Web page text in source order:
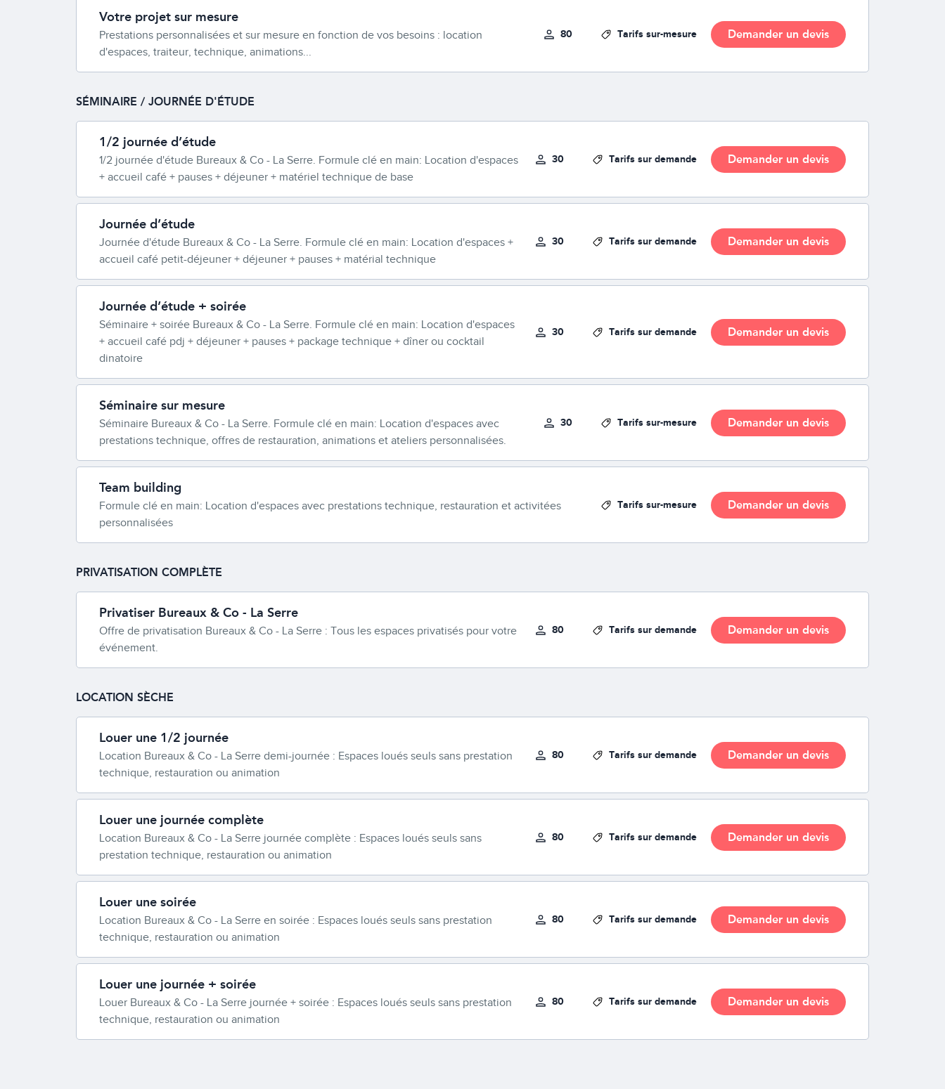
Votre projet sur mesure
Prestations personnalisées et sur mesure en fonction de vos besoins : location
d'espaces, traiteur, technique, animations...
80 Tarifs sur-mesure Demander un devis
SÉMINAIRE / JOURNÉE D'ÉTUDE
1/2 journée d’étude
1/2 journée d'étude Bureaux & Co - La Serre. Formule clé en main: Location d'espaces
+ accueil café + pauses + déjeuner + matériel technique de base
30 Tarifs sur demande Demander un devis
Journée d’étude
Journée d'étude Bureaux & Co - La Serre. Formule clé en main: Location d'espaces +
accueil café petit-déjeuner + déjeuner + pauses + matérial technique
30 Tarifs sur demande Demander un devis
Journée d’étude + soirée
Séminaire + soirée Bureaux & Co - La Serre. Formule clé en main: Location d'espaces
+ accueil café pdj + déjeuner + pauses + package technique + dîner ou cocktail
dinatoire
30 Tarifs sur demande Demander un devis
Séminaire sur mesure
Séminaire Bureaux & Co - La Serre. Formule clé en main: Location d'espaces avec
prestations technique, offres de restauration, animations et ateliers personnalisées.
30 Tarifs sur-mesure Demander un devis
Team building
Formule clé en main: Location d'espaces avec prestations technique, restauration et activitées
personnalisées
Tarifs sur-mesure Demander un devis
PRIVATISATION COMPLÈTE
Privatiser Bureaux & Co - La Serre
Offre de privatisation Bureaux & Co - La Serre : Tous les espaces privatisés pour votre
événement.
80 Tarifs sur demande Demander un devis
LOCATION SÈCHE
Louer une 1/2 journée
Location Bureaux & Co - La Serre demi-journée : Espaces loués seuls sans prestation
technique, restauration ou animation
80 Tarifs sur demande Demander un devis
Louer une journée complète
Location Bureaux & Co - La Serre journée complète : Espaces loués seuls sans
prestation technique, restauration ou animation
80 Tarifs sur demande Demander un devis
Louer une soirée
Location Bureaux & Co - La Serre en soirée : Espaces loués seuls sans prestation
technique, restauration ou animation
80 Tarifs sur demande Demander un devis
Louer une journée + soirée
Louer Bureaux & Co - La Serre journée + soirée : Espaces loués seuls sans prestation
technique, restauration ou animation
80 Tarifs sur demande Demander un devis